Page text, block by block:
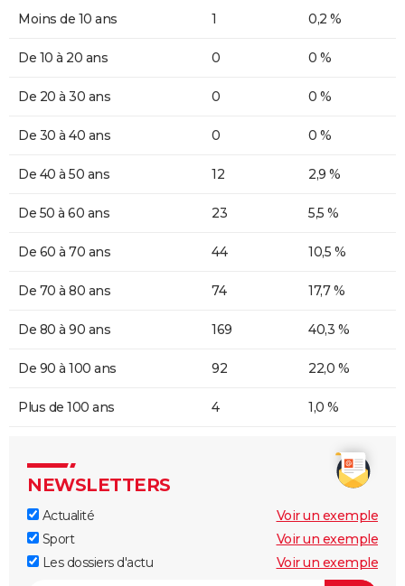
Moins de 10 ans 1 0,2 %
De 10 à 20 ans 0 0 %
De 20 à 30 ans 0 0 %
De 30 à 40 ans 0 0 %
De 40 à 50 ans 12 2,9 %
De 50 à 60 ans 23 5,5 %
De 60 à 70 ans 44 10,5 %
De 70 à 80 ans 74 17,7 %
De 80 à 90 ans 169 40,3 %
De 90 à 100 ans 92 22,0 %
Plus de 100 ans 4 1,0 %
NEWSLETTERS
Actualité
Voir un exemple
Sport
Voir un exemple
Les dossiers d'actu
Voir un exemple